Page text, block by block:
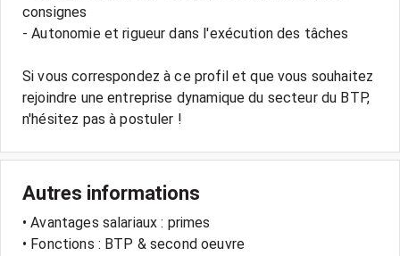
consignes
- Autonomie et rigueur dans l'exécution des tâches
Si vous correspondez à ce profil et que vous souhaitez
rejoindre une entreprise dynamique du secteur du BTP,
Autres informations
• Avantages salariaux : primes
• Fonctions : BTP & second oeuvre